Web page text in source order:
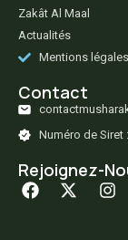
Zakât Al Maal
Actualités
Mentions légales
Contact
Numéro de Siret
Rejoignez-